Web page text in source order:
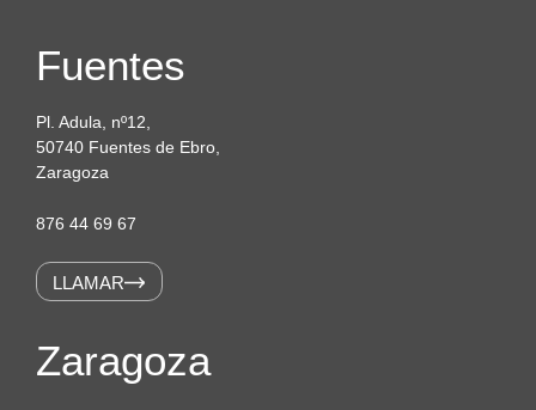
Fuentes
Pl. Adula, nº12,
50740 Fuentes de Ebro,
Zaragoza
876 44 69 67
LLAMAR
Zaragoza